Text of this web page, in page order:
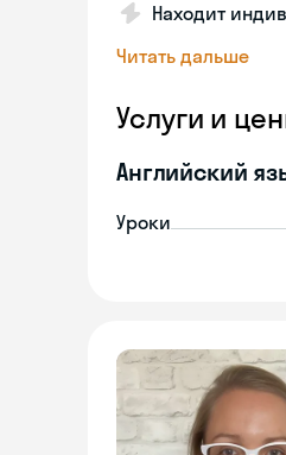
Находит
Читать дальше
Услуги и
Английский
Уроки